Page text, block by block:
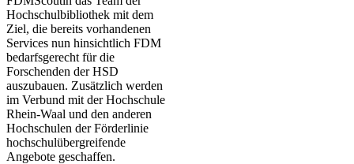
Hochschulbibliothek mit dem
Ziel, die bereits vorhandenen
Services nun hinsichtlich FDM
bedarfsgerecht für die
Forschenden der HSD
auszubauen. Zusätzlich werden
im Verbund mit der Hochschule
Rhein-Waal und den anderen
Hochschulen der Förderlinie
hochschulübergreifende
Angebote geschaffen.